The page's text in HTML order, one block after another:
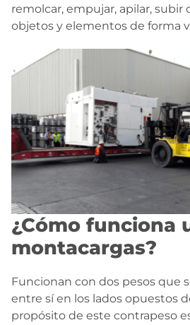
remolcar, empujar, apilar, subir
objetos y elementos de forma
¿Cómo funciona
montacargas?
Funcionan con dos pesos que
entre sí en los lados opuestos
propósito de este contrapeso